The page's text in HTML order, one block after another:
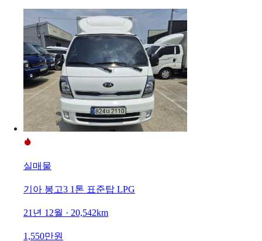
실매물
기아 봉고3 1톤 표준탑 LPG
21년 12월 · 20,542km
1,550만원